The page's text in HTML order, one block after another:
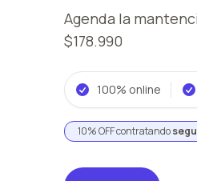
Agenda la
$178.990
100% online
10% OFF contratando